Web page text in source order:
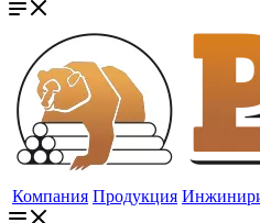
Компания Продукция